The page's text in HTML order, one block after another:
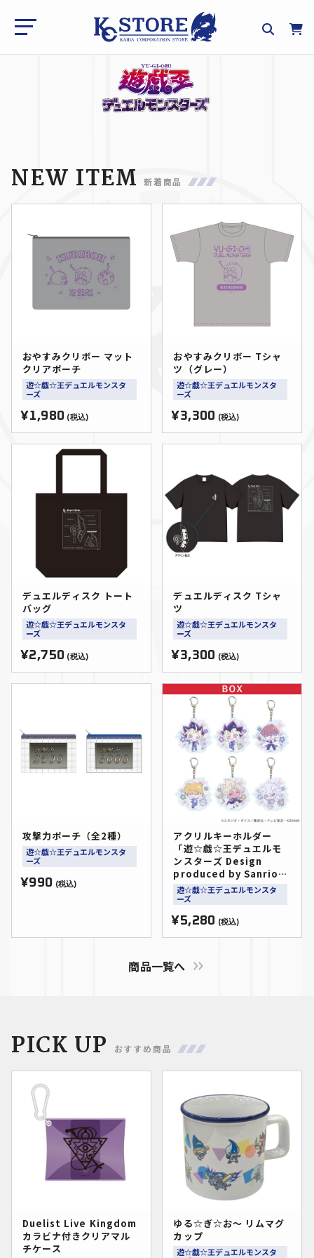
NEW ITEM 新着商品
おやすみクリボー マット
クリアポーチ
遊☆戯☆王デュエルモンスタ
ーズ
¥1,980 (税込)
おやすみクリボー Tシャ
ツ（グレー）
遊☆戯☆王デュエルモンスタ
ーズ
¥3,300 (税込)
デュエルディスク トート
バッグ
遊☆戯☆王デュエルモンスタ
ーズ
¥2,750 (税込)
デュエルディスク Tシャ
ツ
遊☆戯☆王デュエルモンスタ
ーズ
¥3,300 (税込)
攻撃力ポーチ（全2種）
遊☆戯☆王デュエルモンスタ
ーズ
¥990 (税込)
アクリルキーホルダー
「遊☆戯☆王デュエルモ
ンスターズ Design
produced by Sanrio」
01/コンプリートセット
(全6種)(コラボイラスト)
遊☆戯☆王デュエルモンスタ
ーズ
¥5,280 (税込)
商品一覧へ
PICK UP おすすめ商品
Duelist Live Kingdom
カラビナ付きクリアマル
チケース
ゆる☆ぎ☆お～ リムマグ
カップ
遊☆戯☆王デュエルモンスタ